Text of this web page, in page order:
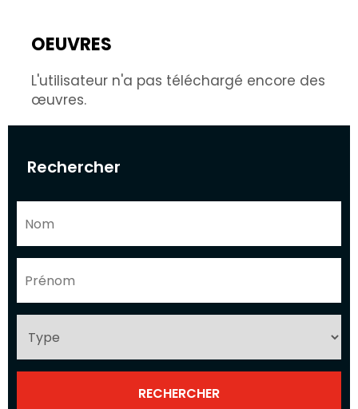
Rechercher
OEUVRES
L'utilisateur n'a pas téléchargé encore des
œuvres.